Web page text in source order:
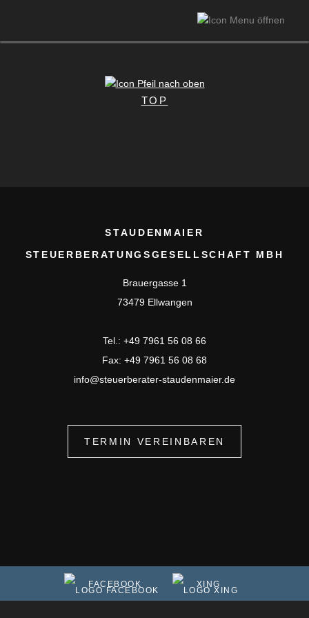
TOP
STAUDENMAIER
STEUERBERATUNGSGESELLSCHAFT MBH
Brauergasse 1
73479 Ellwangen
Tel.: +49 7961 56 08 66
Fax: +49 7961 56 08 68
info@steuerberater-staudenmaier.de
TERMIN VEREINBAREN
FACEBOOK XING